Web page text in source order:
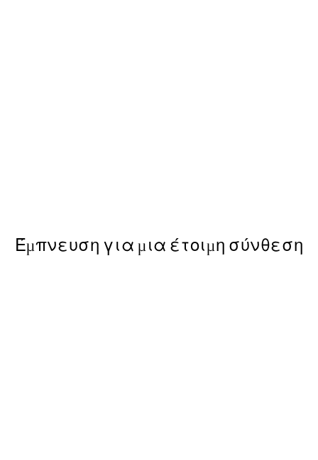
Έμπνευση για μια έτοιμη σύνθεση